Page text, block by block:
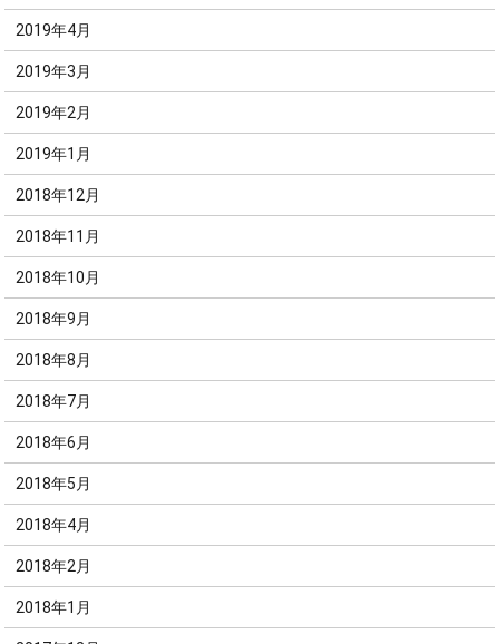
2019年4月
2019年3月
2019年2月
2019年1月
2018年12月
2018年11月
2018年10月
2018年9月
2018年8月
2018年7月
2018年6月
2018年5月
2018年4月
2018年2月
2018年1月